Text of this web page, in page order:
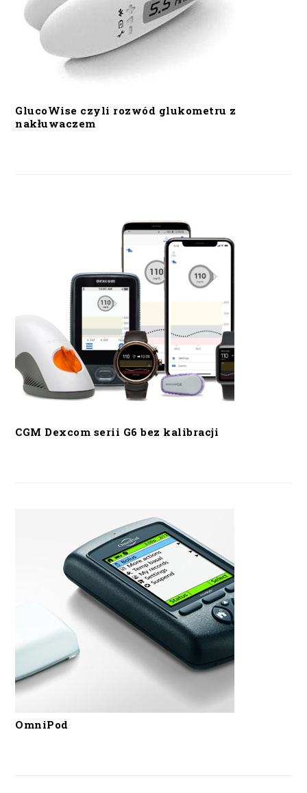
GlucoWise czyli rozwód glukometru z
nakłuwaczem
CGM Dexcom serii G6 bez kalibracji
OmniPod